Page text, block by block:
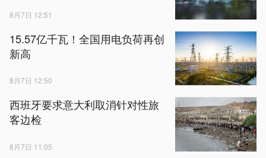
8月7日 12:51
15.57亿千瓦！全国用电负荷再创
新高
8月7日 12:50
西班牙要求意大利取消针对性旅
客边检
8月7日 11:05